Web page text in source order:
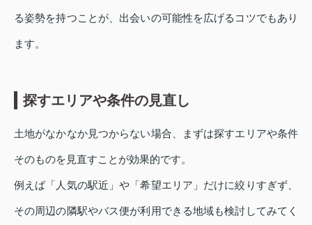
る姿勢を持つことが、出会いの可能性を広げるコツでもあり
ます。
探すエリアや条件の見直し
土地がなかなか見つからない場合、まずは探すエリアや条件
そのものを見直すことが効果的です。
例えば「人気の駅近」や「希望エリア」だけに絞りすぎず、
その周辺の隣駅やバス便が利用できる地域も検討してみてく